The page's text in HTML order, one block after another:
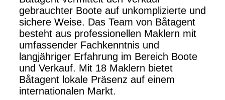
gebrauchter Boote auf unkomplizierte und
sichere Weise. Das Team von Båtagent
besteht aus professionellen Maklern mit
umfassender Fachkenntnis und
langjähriger Erfahrung im Bereich Boote
und Verkauf. Mit 18 Maklern bietet
Båtagent lokale Präsenz auf einem
internationalen Markt.